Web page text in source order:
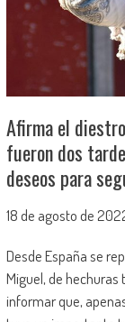
Afirma el
fueron dos
deseos para
18 de agosto de
Desde España se
Miguel, de
informar que,